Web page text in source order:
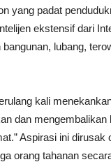
yang padat
ekstensif dari
lubang,
kali
dan mengembalikan
Aspirasi ini dirusak
orang tahanan